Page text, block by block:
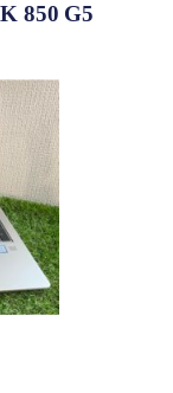
850 G5